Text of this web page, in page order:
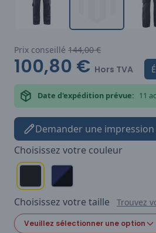
Prix conseillé 144,00 €
100,80 € Hors TVA
Date d'expédition prévue: 11
Demander une
Choisissez votre couleur
Choisissez votre taille Trouvez
Veuillez sélectionner une option